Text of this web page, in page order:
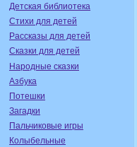
Детская библиотека
Стихи для детей
Рассказы для детей
Сказки для детей
Народные сказки
Азбука
Потешки
Загадки
Пальчиковые игры
Колыбельные